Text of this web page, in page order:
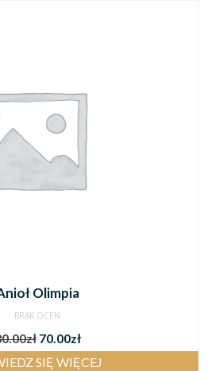
Olimpia
BRAK OCEN
zł 70.00zł
SIĘ WIĘCEJ